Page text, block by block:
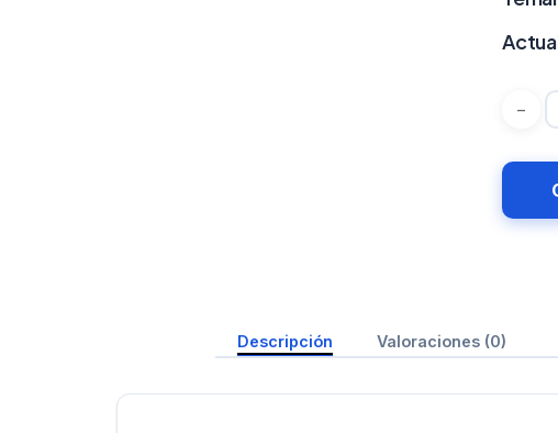
Descripción Valoraciones (0)